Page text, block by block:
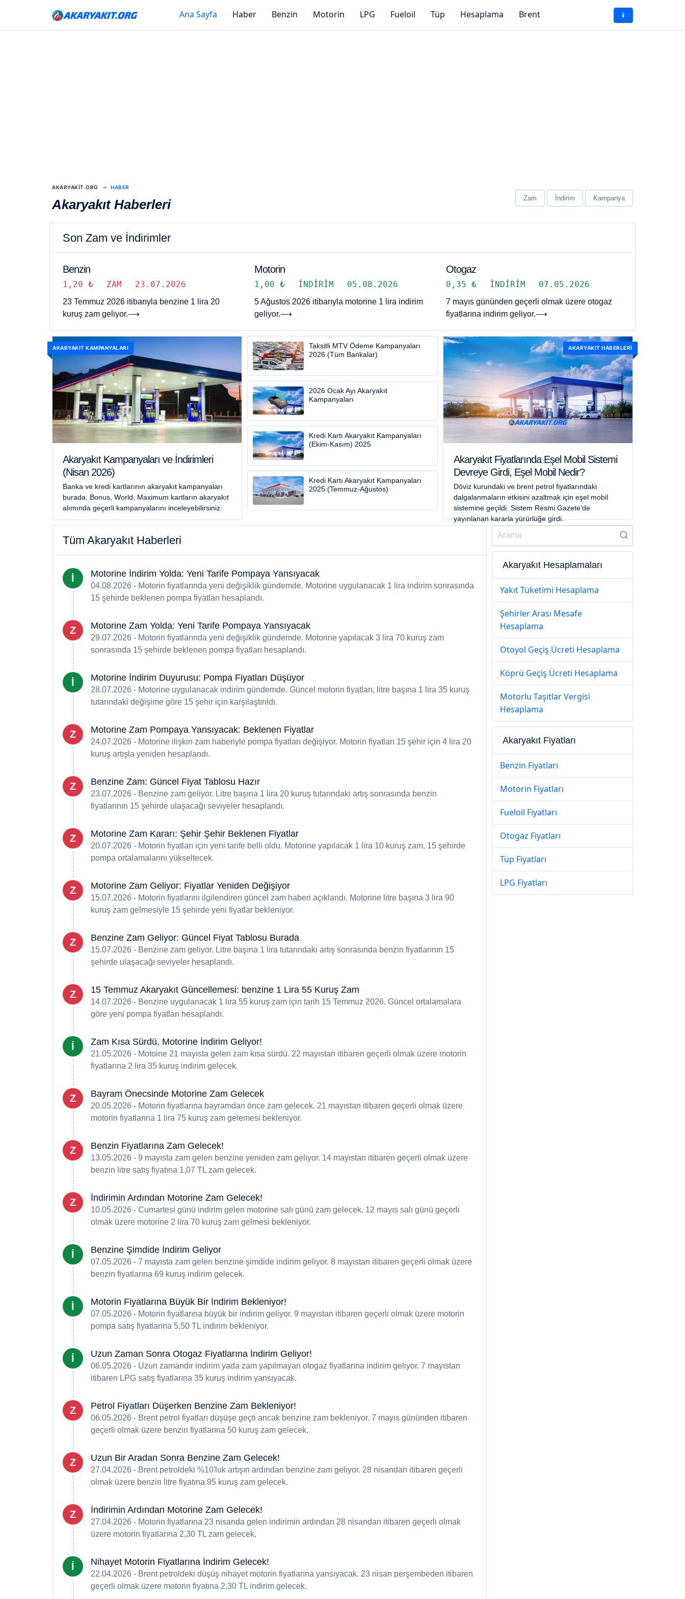
Ana Sayfa Haber Benzin Motorin LPG Fueloil Tüp Hesaplama Brent 🕯️
AKARYAKIT.ORG HABER
Akaryakıt Haberleri Zam İndirim Kampanya
Son Zam ve İndirimler
Benzin
1,20 ₺ ZAM 23.07.2026
23 Temmuz 2026 itibarıyla benzine 1 lira 20
kuruş zam geliyor.⟶
Motorin
1,00 ₺ İNDIRIM 05.08.2026
5 Ağustos 2026 itibarıyla motorine 1 lira indirim
geliyor.⟶
Otogaz
0,35 ₺ İNDIRIM 07.05.2026
7 mayıs gününden geçerli olmak üzere otogaz
fiyatlarına indirim geliyor.⟶
AKARYAKIT KAMPANYALARI
Akaryakıt Kampanyaları ve İndirimleri
(Nisan 2026)
Banka ve kredi kartlarının akaryakıt kampanyaları
burada. Bonus, World, Maximum kartların akaryakıt
alımında geçerli kampanyalarını inceleyebilirsiniz.
Taksitli MTV Ödeme Kampanyaları
2026 (Tüm Bankalar)
2026 Ocak Ayı Akaryakıt
Kampanyaları
Kredi Kartı Akaryakıt Kampanyaları
(Ekim-Kasım) 2025
Kredi Kartı Akaryakıt Kampanyaları
2025 (Temmuz-Ağustos)
AKARYAKIT HABERLERI
Akaryakıt Fiyatlarında Eşel Mobil Sistemi
Devreye Girdi, Eşel Mobil Nedir?
Döviz kurundaki ve brent petrol fiyatlarındaki
dalgalanmaların etkisini azaltmak için eşel mobil
sistemine geçildi. Sistem Resmi Gazete'de
yayınlanan kararla yürürlüğe girdi.
Tüm Akaryakıt Haberleri
İ Motorine İndirim Yolda: Yeni Tarife Pompaya Yansıyacak
04.08.2026 - Motorin fiyatlarında yeni değişiklik gündemde. Motorine uygulanacak 1 lira indirim sonrasında
15 şehirde beklenen pompa fiyatları hesaplandı.
Z Motorine Zam Yolda: Yeni Tarife Pompaya Yansıyacak
29.07.2026 - Motorin fiyatlarında yeni değişiklik gündemde. Motorine yapılacak 3 lira 70 kuruş zam
sonrasında 15 şehirde beklenen pompa fiyatları hesaplandı.
İ Motorine İndirim Duyurusu: Pompa Fiyatları Düşüyor
28.07.2026 - Motorine uygulanacak indirim gündemde. Güncel motorin fiyatları, litre başına 1 lira 35 kuruş
tutarındaki değişime göre 15 şehir için karşılaştırıldı.
Z Motorine Zam Pompaya Yansıyacak: Beklenen Fiyatlar
24.07.2026 - Motorine ilişkin zam haberiyle pompa fiyatları değişiyor. Motorin fiyatları 15 şehir için 4 lira 20
kuruş artışla yeniden hesaplandı.
Z Benzine Zam: Güncel Fiyat Tablosu Hazır
23.07.2026 - Benzine zam geliyor. Litre başına 1 lira 20 kuruş tutarındaki artış sonrasında benzin
fiyatlarının 15 şehirde ulaşacağı seviyeler hesaplandı.
Z Motorine Zam Kararı: Şehir Şehir Beklenen Fiyatlar
20.07.2026 - Motorin fiyatları için yeni tarife belli oldu. Motorine yapılacak 1 lira 10 kuruş zam, 15 şehirde
pompa ortalamalarını yükseltecek.
Z Motorine Zam Geliyor: Fiyatlar Yeniden Değişiyor
15.07.2026 - Motorin fiyatlarını ilgilendiren güncel zam haberi açıklandı. Motorine litre başına 3 lira 90
kuruş zam gelmesiyle 15 şehirde yeni fiyatlar bekleniyor.
Z Benzine Zam Geliyor: Güncel Fiyat Tablosu Burada
15.07.2026 - Benzine zam geliyor. Litre başına 1 lira tutarındaki artış sonrasında benzin fiyatlarının 15
şehirde ulaşacağı seviyeler hesaplandı.
Z 15 Temmuz Akaryakıt Güncellemesi: benzine 1 Lira 55 Kuruş Zam
14.07.2026 - Benzine uygulanacak 1 lira 55 kuruş zam için tarih 15 Temmuz 2026. Güncel ortalamalara
göre yeni pompa fiyatları hesaplandı.
İ Zam Kısa Sürdü, Motorine İndirim Geliyor!
21.05.2026 - Motoine 21 mayısta gelen zam kısa sürdü. 22 mayıstan itibaren geçerli olmak üzere motorin
fiyatlarına 2 lira 35 kuruş indirim gelecek.
Z Bayram Önecsinde Motorine Zam Gelecek
20.05.2026 - Motorin fiyatlarına bayramdan önce zam gelecek. 21 mayıstan itibaren geçerli olmak üzere
motorin fiyatlarına 1 lira 75 kuruş zam gelemesi bekleniyor.
Z Benzin Fiyatlarına Zam Gelecek!
13.05.2026 - 9 mayısta zam gelen benzine yeniden zam geliyor. 14 mayıstan itibaren geçerli olmak üzere
benzin litre satış fiyatına 1,07 TL zam gelecek.
Z İndirimin Ardından Motorine Zam Gelecek!
10.05.2026 - Cumartesi günü indirim gelen motorine salı günü zam gelecek. 12 mayıs salı günü geçerli
olmak üzere motorine 2 lira 70 kuruş zam gelmesi bekleniyor.
İ Benzine Şimdide İndirim Geliyor
07.05.2026 - 7 mayısta zam gelen benzine şimdide indirim geliyor. 8 mayıstan itibaren geçerli olmak üzere
benzin fiyatlarına 69 kuruş indirim gelecek.
İ Motorin Fiyatlarına Büyük Bir İndirim Bekleniyor!
07.05.2026 - Motorin fiyatlarına büyük bir indirim geliyor. 9 mayıstan itibaren geçerli olmak üzere motorin
pompa satış fiyatlarına 5,50 TL indirim bekleniyor.
İ Uzun Zaman Sonra Otogaz Fiyatlarına İndirim Geliyor!
06.05.2026 - Uzun zamandır indirim yada zam yapılmayan otogaz fiyatlarına indirim geliyor. 7 mayıstan
itibaren LPG satış fiyatlarına 35 kuruş indirim yansıyacak.
Z Petrol Fiyatları Düşerken Benzine Zam Bekleniyor!
06.05.2026 - Brent petrol fiyatları düşüşe geçti ancak benzine zam bekleniyor. 7 mayıs gününden itibaren
geçerli olmak üzere benzin fiyatlarına 50 kuruş zam gelecek.
Z Uzun Bir Aradan Sonra Benzine Zam Gelecek!
27.04.2026 - Brent petroldeki %10'luk artışın ardından benzine zam geliyor. 28 nisandan itibaren geçerli
olmak üzere benzin litre fiyatına 95 kuruş zam gelecek.
Z İndirimin Ardından Motorine Zam Gelecek!
27.04.2026 - Motorin fiyatlarına 23 nisanda gelen indirimin ardından 28 nisandan itibaren geçerli olmak
üzere motorin fiyatlarına 2,30 TL zam gelecek.
İ Nihayet Motorin Fiyatlarına İndirim Gelecek!
22.04.2026 - Brent petroldeki düşüş nihayet motorin fiyatlarına yansıyacak. 23 nisan perşembeden itibaren
geçerli olmak üzere motorin fiyatına 2,30 TL indirim gelecek.
Akaryakıt Hesaplamaları
Yakıt Tüketimi Hesaplama
Şehirler Arası Mesafe
Hesaplama
Otoyol Geçiş Ücreti Hesaplama
Köprü Geçiş Ücreti Hesaplama
Motorlu Taşıtlar Vergisi
Hesaplama
Akaryakıt Fiyatları
Benzin Fiyatları
Motorin Fiyatları
Fueloil Fiyatları
Otogaz Fiyatları
Tüp Fiyatları
LPG Fiyatları